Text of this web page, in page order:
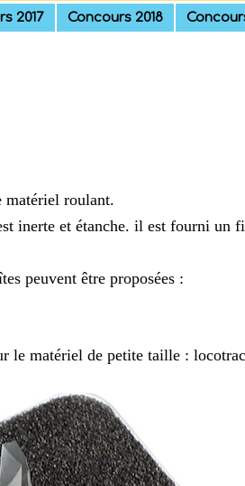
2017 Concours 2018
matériel roulant.
inerte et étanche. il est fourni un
peuvent être proposées :
le matériel de petite taille :